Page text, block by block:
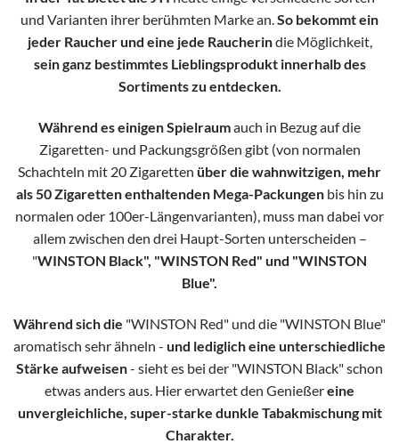
und Varianten ihrer berühmten Marke an.So bekommt ein
jeder Raucher und eine jede Raucherindie Möglichkeit,
sein ganz bestimmtes Lieblingsprodukt innerhalb des
Sortiments zu entdecken.
Während es einigen Spielraumauch in Bezug auf die
Zigaretten- und Packungsgrößen gibt (von normalen
Schachteln mit 20 Zigaretten über die wahnwitzigen, mehr
als 50 Zigaretten enthaltenden Mega-Packungenbis hin zu
normalen oder 100er-Längenvarianten), muss man dabei vor
allem zwischen den drei Haupt-Sorten unterscheiden –
"WINSTON Black", "WINSTON Red" und "WINSTON
Blue".
Während sich die "WINSTON Red" und die "WINSTON Blue"
aromatisch sehr ähneln - und lediglich eine unterschiedliche
Stärke aufweisen- sieht es bei der "WINSTON Black" schon
etwas anders aus. Hier erwartet den Genießereine
unvergleichliche, super-starke dunkle Tabakmischung mit
Charakter.